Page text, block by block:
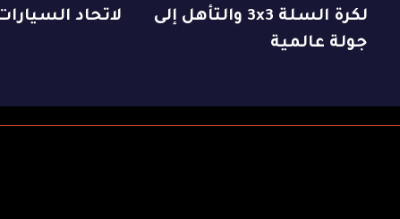
لكرة السلة 3x3 والتأهل إلى
جولة عالمية
لاتحاد